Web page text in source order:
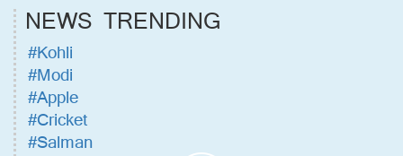
NEWS TRENDING
#Kohli
#Modi
#Apple
#Cricket
#Salman